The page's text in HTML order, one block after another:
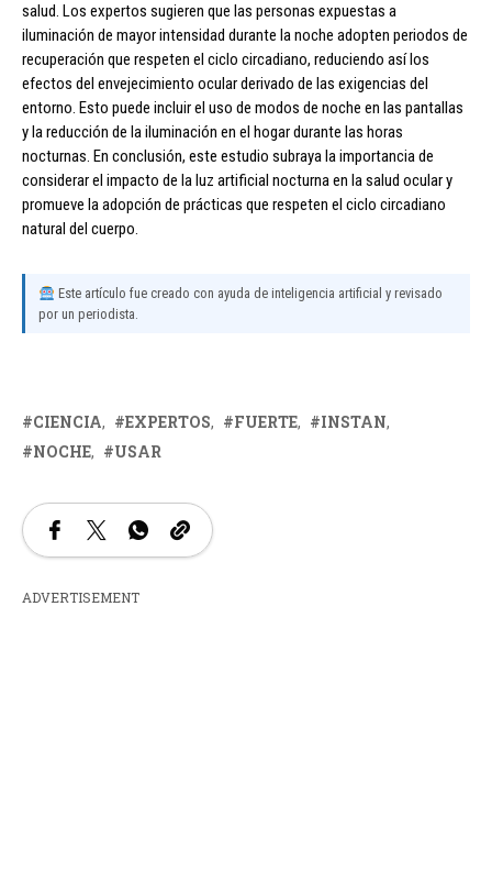
salud. Los expertos sugieren que las personas expuestas a
iluminación de mayor intensidad durante la noche adopten periodos de
recuperación que respeten el ciclo circadiano, reduciendo así los
efectos del envejecimiento ocular derivado de las exigencias del
entorno. Esto puede incluir el uso de modos de noche en las pantallas
y la reducción de la iluminación en el hogar durante las horas
nocturnas. En conclusión, este estudio subraya la importancia de
considerar el impacto de la luz artificial nocturna en la salud ocular y
promueve la adopción de prácticas que respeten el ciclo circadiano
natural del cuerpo.
Este artículo fue creado con ayuda de inteligencia artificial y revisado
por un periodista.
CIENCIA EXPERTOS FUERTE
INSTAN
NOCHE
USAR
ADVERTISEMENT